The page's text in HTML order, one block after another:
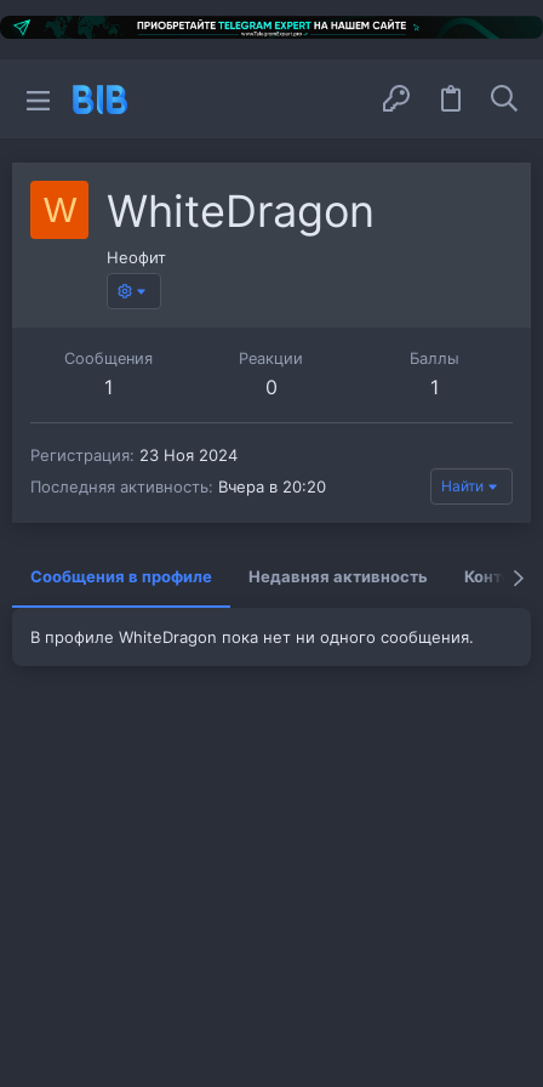
W WhiteDragon
Неофит
Сообщения
1
Реакции
0
Баллы
1
Регистрация 23 Ноя 2024
Последняя активность Вчера в 20:20 Найти
Сообщения в профиле Недавняя активность Контент
В профиле WhiteDragon пока нет ни одного сообщения.